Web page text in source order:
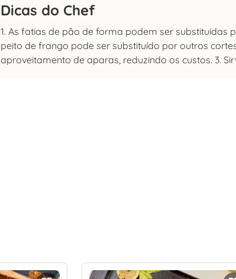
Dicas do Chef
1. As fatias de pão de forma podem ser substituídas
peito de frango pode ser substituído por outros
aproveitamento de aparas, reduzindo os custos. 3.